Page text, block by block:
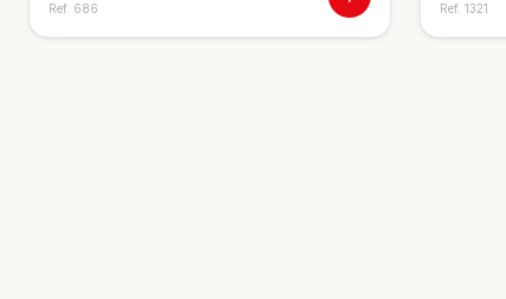
Ref. 686 Ref. 1321